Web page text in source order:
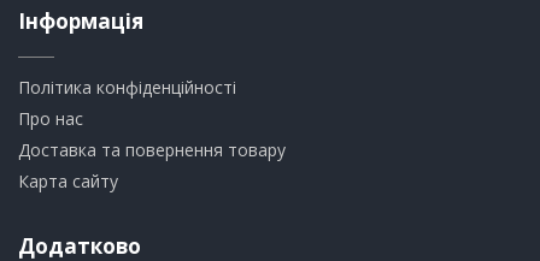
Інформація
Політика конфіденційності
Про нас
Доставка та повернення товару
Карта сайту
Додатково